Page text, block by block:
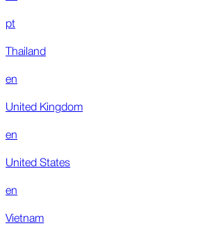
pt
Thailand
en
United Kingdom
en
United States
en
Vietnam